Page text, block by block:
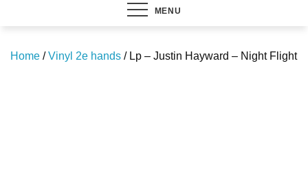
MENU
Home /Vinyl 2e hands / Lp – Justin Hayward – Night Flight